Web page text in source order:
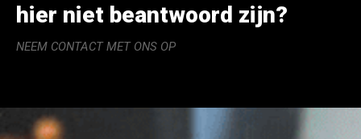
hier niet beantwoord zijn?
NEEM CONTACT MET ONS OP